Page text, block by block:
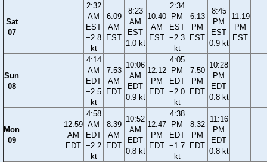
Sat
07
2:32
AM
EST
−2.8
kt
6:09
AM
EST
8:23
AM
EST
1.0 kt
10:40
AM
EST
2:34
PM
EST
−2.3
kt
6:13
PM
EST
8:45
PM
EST
0.9 kt
11:19
PM
EST
Sun
08
4:14
AM
EDT
−2.5
kt
7:53
AM
EDT
10:06
AM
EDT
0.9 kt
12:12
PM
EDT
4:05
PM
EDT
−2.0
kt
7:50
PM
EDT
10:28
PM
EDT
0.8 kt
Mon
09
12:59
AM
EDT
4:58
AM
EDT
−2.2
kt
8:39
AM
EDT
10:52
AM
EDT
0.8 kt
12:47
PM
EDT
4:38
PM
EDT
−1.7
kt
8:32
PM
EDT
11:16
PM
EDT
0.8 kt